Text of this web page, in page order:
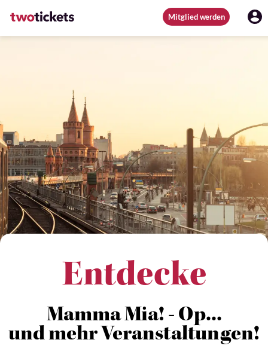
Mitglied werden
Entdecke
Mamma Mia! - Op...
und mehr Veranstaltungen!